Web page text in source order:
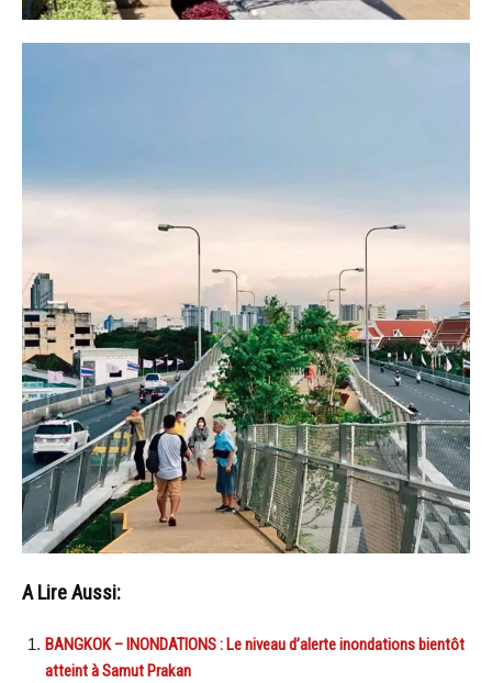
A Lire Aussi:
BANGKOK – INONDATIONS : Le niveau d’alerte inondations bientôt
atteint à Samut Prakan